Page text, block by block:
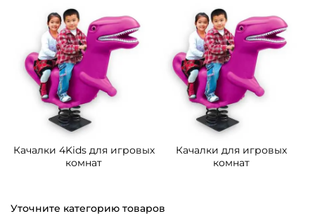
Качалки 4Kids для игровых
комнат
Качалки для игровых
комнат
Уточните категорию товаров